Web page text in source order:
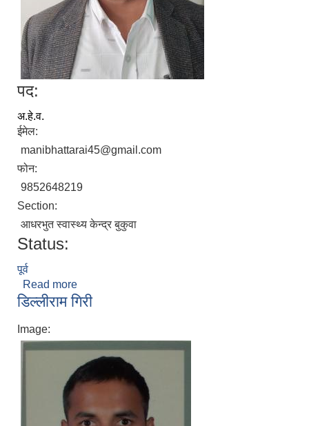
पद:
अ.हे.व.
ईमेल:
manibhattarai45@gmail.com
फोन:
9852648219
Section:
आधरभुत स्वास्थ्य केन्द्र बुकुवा
Status:
पूर्व
Read more
डिल्लीराम गिरी
Image: